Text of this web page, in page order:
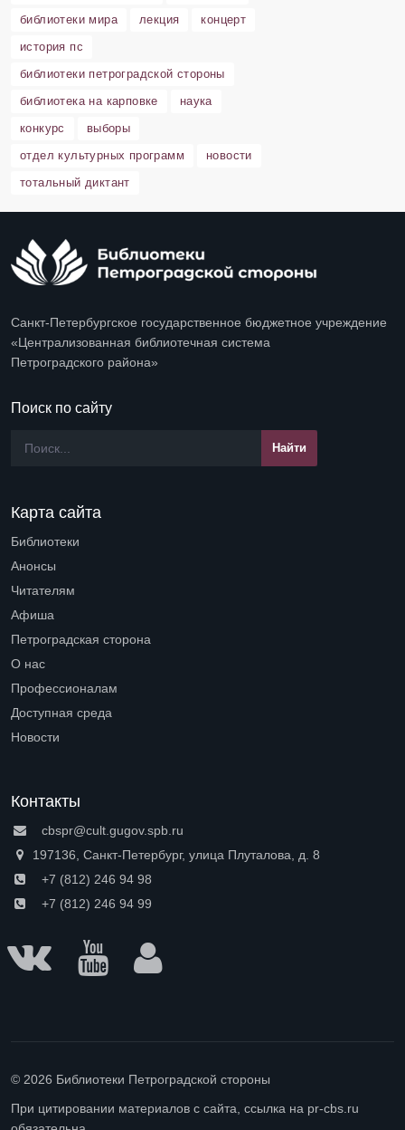
библиотеки мира
лекция
концерт
история пс
библиотеки петроградской стороны
библиотека на карповке
наука
конкурс
выборы
отдел культурных программ
новости
тотальный диктант
Санкт-Петербургское государственное бюджетное учреждение
«Централизованная библиотечная система
Петроградского района»
Поиск по сайту
Карта сайта
Библиотеки
Анонсы
Читателям
Афиша
Петроградская сторона
О нас
Профессионалам
Доступная среда
Новости
Контакты
cbspr@cult.gugov.spb.ru
197136, Санкт-Петербург, улица Плуталова, д. 8
+7 (812) 246 94 98
+7 (812) 246 94 99
© 2026 Библиотеки Петроградской стороны
При цитировании материалов с сайта, ссылка на pr-cbs.ru